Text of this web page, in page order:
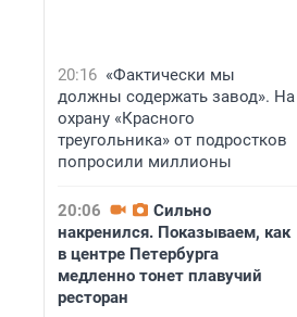
20:16 «Фактически мы
должны содержать завод». На
охрану «Красного
треугольника» от подростков
попросили миллионы
20:06
Сильно
накренился. Показываем, как
в центре Петербурга
медленно тонет плавучий
ресторан